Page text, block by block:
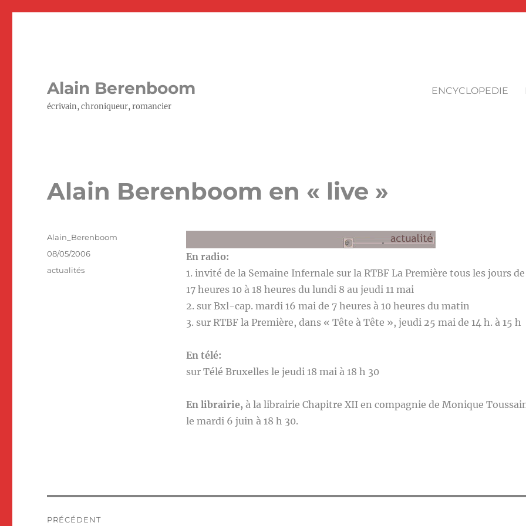
Alain Berenboom
écrivain, chroniqueur, romancier
ENCYCLOPEDIE
Alain Berenboom en « live »
En radio:
1. invité de la Semaine Infernale sur la RTBF La Première tous les jours de
17 heures 10 à 18 heures du lundi 8 au jeudi 11 mai
2. sur Bxl-cap. mardi 16 mai de 7 heures à 10 heures du matin
3. sur RTBF la Première, dans « Tête à Tête », jeudi 25 mai de 14 h. à 15 h
En télé:
sur Télé Bruxelles le jeudi 18 mai à 18 h 30
En librairie, à la librairie Chapitre XII en compagnie de Monique
le mardi 6 juin à 18 h 30.
Auteur
Alain_Berenboom
Publié
08/05/2006
Catégories
actualités
PRÉCÉDENT